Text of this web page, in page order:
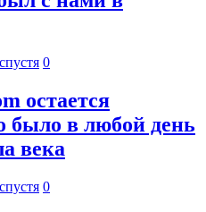
0
остается
было в любой день
века
0